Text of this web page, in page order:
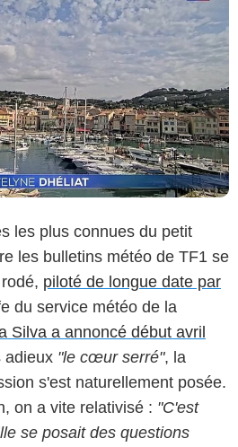
les plus connues du petit
les bulletins météo de TF1 se
piloté de longue date par
du service météo de la
Silva a annoncé début avril
adieux "le cœur serré", la
s'est naturellement posée.
on a vite relativisé : "C'est
se posait des questions